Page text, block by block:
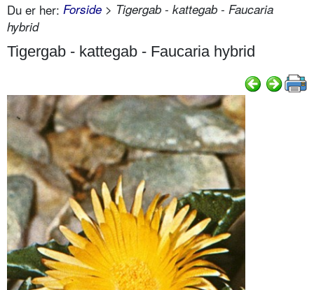
Du er her: Forside > Tigergab - kattegab - Faucaria
hybrid
Tigergab - kattegab - Faucaria hybrid